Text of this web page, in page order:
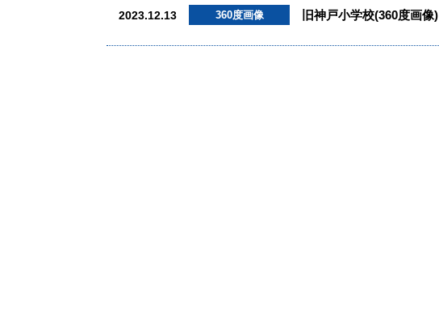
2023.12.13 360度画像 旧神戸小学校(360度画像)